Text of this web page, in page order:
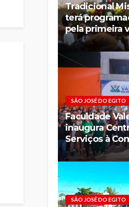
Tradicional
terá
pela primeira
SÃO JOSÉ DO EGITO
Faculdade
inaugura
Serviços à
SÃO JOSÉ DO EGITO